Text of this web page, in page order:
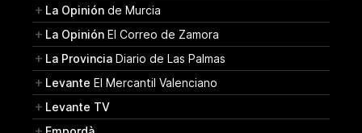
La Opinión de Murcia
La Opinión El Correo de Zamora
La Provincia Diario de Las Palmas
Levante El Mercantil Valenciano
Levante TV